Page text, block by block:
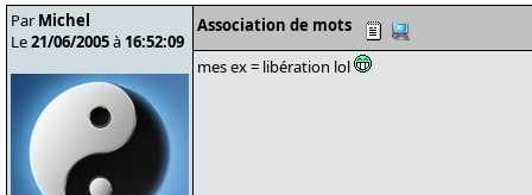
Par Michel
Le21/06/2005à 16:52:09
Association de mots
mes ex = libération lol